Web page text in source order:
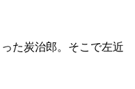
た炭治郎。そこで左近